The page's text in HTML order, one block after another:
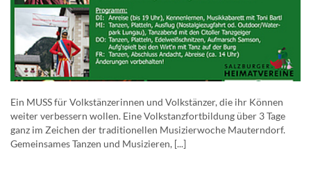
Ein MUSS für Volkstänzerinnen und Volkstänzer, die ihr Können
weiter verbessern wollen. Eine Volkstanzfortbildung über 3 Tage
ganz im Zeichen der traditionellen Musizierwoche Mauterndorf.
Gemeinsames Tanzen und Musizieren, [...]